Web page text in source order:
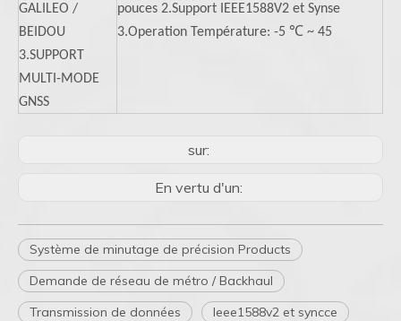
GALILEO /
BEIDOU
3.SUPPORT
MULTI-MODE
GNSS
pouces 2.Support IEEE1588V2 et Synse
3.Operation Température: -5 ℃ ~ 45
sur:
En vertu d'un:
Système de minutage de précision Products
Demande de réseau de métro / Backhaul
Transmission de données
Ieee1588v2 et syncce